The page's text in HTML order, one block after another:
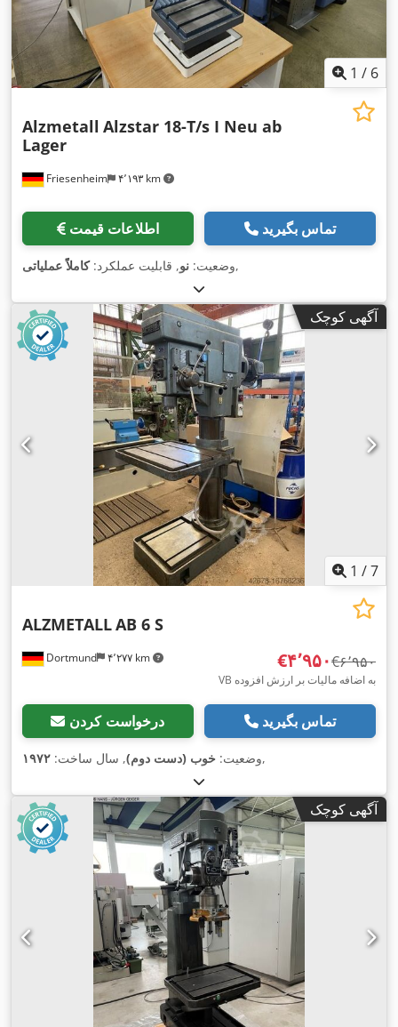
1 / 6
Friesenheim ۴٬۱۹۳ km
Alzmetall Alzstar 18-T/s I Neu ab
Lager
اطلاعات قیمت تماس بگیرید
وضعیت: نو, قابلیت عملکرد:کاملاً عملیاتی ,
آگهی کوچک
1 /7
Dortmund ۴٬۲۷۷ km
ALZMETALLAB 6 S
‎€۴٬۹۵۰ ‎€۶٬۹۵۰
VB به اضافه مالیات بر ارزش افزوده
درخواست کردن تماس بگیرید
وضعیت: خوب (دست دوم), سال ساخت: ۱۹۷۲ ,
آگهی کوچک